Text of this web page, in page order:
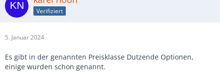
Verifiziert
5. Januar 2024
Es gibt in der genannten Preisklasse Dutzende Optionen,
einige wurden schon genannt.